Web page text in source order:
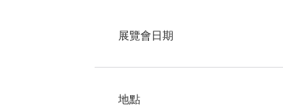
展覽會日期
地點